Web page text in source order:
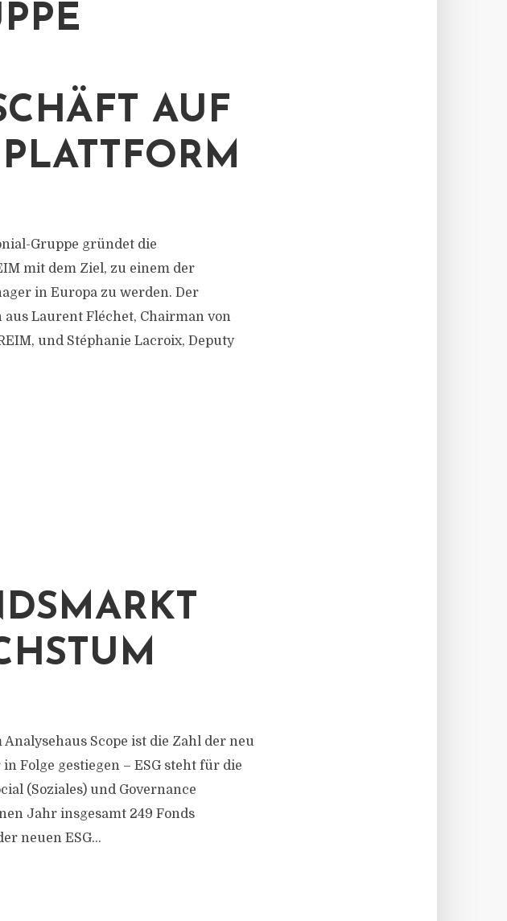
AUF
Gruppe gründet die
mit dem Ziel, zu einem der
in Europa zu werden. Der
Laurent Fléchet, Chairman von
und Stéphanie Lacroix, Deputy
Scope ist die Zahl der neu
Folge gestiegen – ESG steht für die
(Soziales) und Governance
Jahr insgesamt 249 Fonds
neuen ESG...